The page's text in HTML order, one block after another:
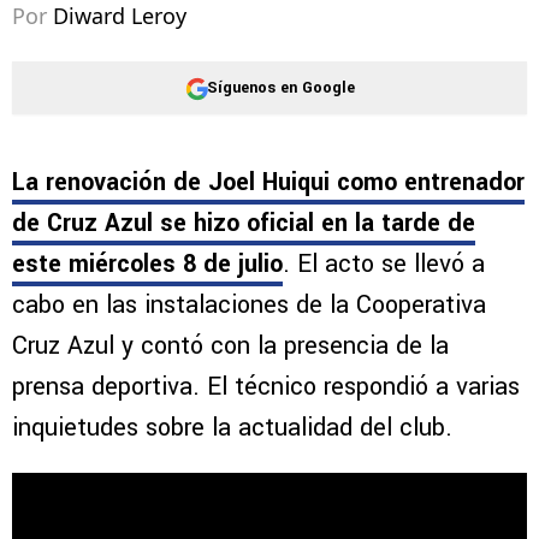
Por Diward Leroy
Síguenos en Google
La renovación de Joel Huiqui como entrenador
de Cruz Azul se hizo oficial en la tarde de
este miércoles 8 de julio. El acto se llevó a
cabo en las instalaciones de la Cooperativa
Cruz Azul y contó con la presencia de la
prensa deportiva. El técnico respondió a varias
inquietudes sobre la actualidad del club.